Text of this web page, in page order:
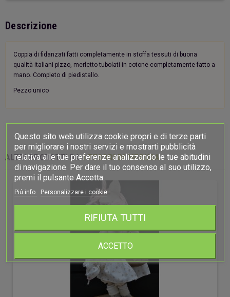
Descrizione
Coppia di fidanzati fatti completamente in stoffa tessuti di buona
qualità italiani pizzo, merletto tubolati in cotone completamente fatto a
mano. Completo di piedistallo.
Pezzo unico
ALTRI PRODOTTI DA I TESORI DI MEDUSA
Questo sito web utilizza cookie propri e di terze parti
per migliorare i nostri servizi e mostrarti pubblicità
relativa alle tue preferenze analizzando le tue abitudini
di navigazione. Per dare il tuo consenso al suo utilizzo,
premi il pulsante Accetta.
Piú info Personalizzare i cookie
RIFIUTA TUTTI
ACCETTO